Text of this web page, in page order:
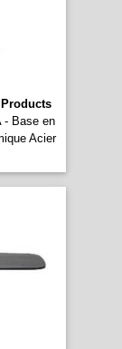
- Base en
Acier